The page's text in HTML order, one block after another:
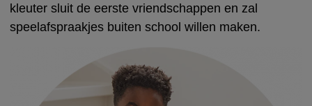
kleuter sluit de eerste vriendschappen en zal
speelafspraakjes buiten school willen maken.